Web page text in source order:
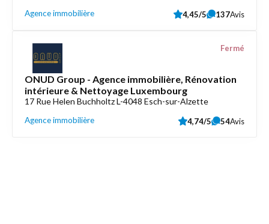
Agence immobilière 4,45/5 137Avis
ONUD Group - Agence immobilière, Rénovation
intérieure & Nettoyage Luxembourg
17 Rue Helen Buchholtz L-4048 Esch-sur-Alzette
Agence immobilière
Fermé
4,74/5 54Avis